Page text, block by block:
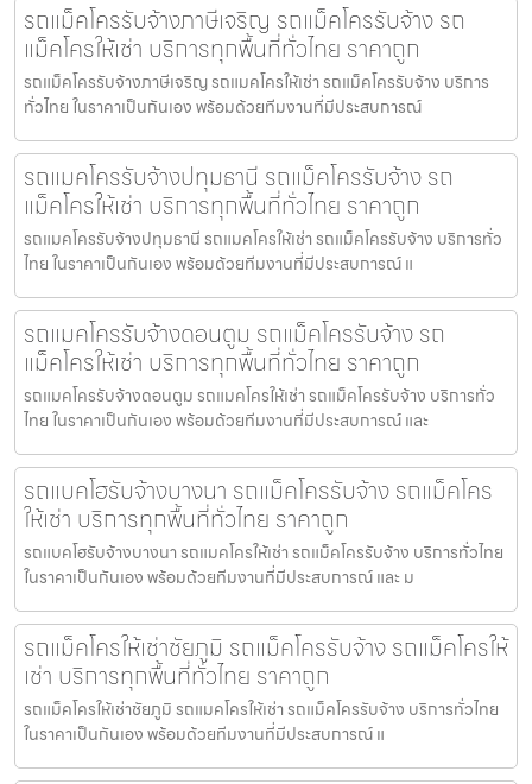
รถแม็คโครรับจ้างภาษีเจริญ รถแม็คโครรับจ้าง รถ
แม็คโครให้เช่า บริการทุกพื้นที่ทั่วไทย ราคาถูก
รถแม็คโครรับจ้างภาษีเจริญ รถแมคโครให้เช่า รถแม็คโครรับจ้าง บริการ
ทั่วไทย ในราคาเป็นกันเอง พร้อมด้วยทีมงานที่มีประสบการณ์
รถแมคโครรับจ้างปทุมธานี รถแม็คโครรับจ้าง รถ
แม็คโครให้เช่า บริการทุกพื้นที่ทั่วไทย ราคาถูก
รถแมคโครรับจ้างปทุมธานี รถแมคโครให้เช่า รถแม็คโครรับจ้าง บริการทั่ว
ไทย ในราคาเป็นกันเอง พร้อมด้วยทีมงานที่มีประสบการณ์ แ
รถแมคโครรับจ้างดอนตูม รถแม็คโครรับจ้าง รถ
แม็คโครให้เช่า บริการทุกพื้นที่ทั่วไทย ราคาถูก
รถแมคโครรับจ้างดอนตูม รถแมคโครให้เช่า รถแม็คโครรับจ้าง บริการทั่ว
ไทย ในราคาเป็นกันเอง พร้อมด้วยทีมงานที่มีประสบการณ์ และ
รถแบคโฮรับจ้างบางนา รถแม็คโครรับจ้าง รถแม็คโคร
ให้เช่า บริการทุกพื้นที่ทั่วไทย ราคาถูก
รถแบคโฮรับจ้างบางนา รถแมคโครให้เช่า รถแม็คโครรับจ้าง บริการทั่วไทย
ในราคาเป็นกันเอง พร้อมด้วยทีมงานที่มีประสบการณ์ และ ม
รถแม็คโครให้เช่าชัยภูมิ รถแม็คโครรับจ้าง รถแม็คโครให้
เช่า บริการทุกพื้นที่ทั่วไทย ราคาถูก
รถแม็คโครให้เช่าชัยภูมิ รถแมคโครให้เช่า รถแม็คโครรับจ้าง บริการทั่วไทย
ในราคาเป็นกันเอง พร้อมด้วยทีมงานที่มีประสบการณ์ แ